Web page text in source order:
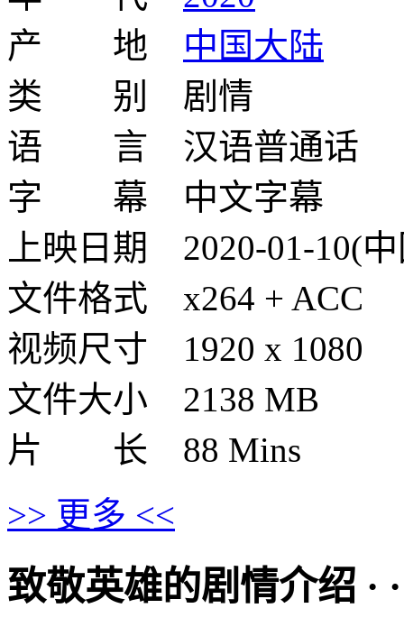
产 地 中国大陆
类 别 剧情
语 言 汉语普通话
字 幕 中文字幕
上映日期 2020-01-10(
文件格式 x264 + ACC
视频尺寸 1920 x 1080
文件大小 2138 MB
片 长 88 Mins
>> 更多 <<
致敬英雄的剧情介绍 · ·